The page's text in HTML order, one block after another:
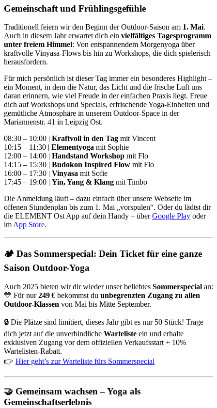
Gemeinschaft und Frühlingsgefühle
Traditionell feiern wir den Beginn der Outdoor-Saison am 1. Mai.
Auch in diesem Jahr erwartet dich ein vielfältiges Tagesprogramm
unter freiem Himmel: Von entspannendem Morgenyoga über
kraftvolle Vinyasa-Flows bis hin zu Workshops, die dich spielerisch
herausfordern.
Für mich persönlich ist dieser Tag immer ein besonderes Highlight –
ein Moment, in dem die Natur, das Licht und die frische Luft uns
daran erinnern, wie viel Freude in der einfachen Praxis liegt. Freue
dich auf Workshops und Specials, erfrischende Yoga-Einheiten und
gemütliche Atmosphäre in unserem Outdoor-Space in der
Mariannenstr. 41 in Leipzig Ost.
08:30 – 10:00 | Kraftvoll in den Tag mit Vincent
10:15 – 11:30 | Elementyoga mit Sophie
12:00 – 14:00 | Handstand Workshop mit Flo
14:15 – 15:30 | Budokon Inspired Flow mit Flo
16:00 – 17:30 | Vinyasa mit Sofie
17:45 – 19:00 | Yin, Yang & Klang mit Timbo
Die Anmeldung läuft – dazu einfach über unsere Webseite im
offenen Stundenplan bis zum 1. Mai „vorspulen“. Oder du lädtst dir
die ELEMENT Ost App auf dein Handy – überGoogle Play oder
im App Store.
🏕️ Das Sommerspecial: Dein Ticket für eine ganze
Saison Outdoor-Yoga
Auch 2025 bieten wir dir wieder unser beliebtes Sommerspecial an:
💛 Für nur249 € bekommst du unbegrenzten Zugang zu allen
Outdoor-Klassen von Mai bis Mitte September.
🔒 Die Plätze sind limitiert, dieses Jahr gibt es nur 50 Stück! Trage
dich jetzt auf die unverbindliche Warteliste ein und erhalte
exklusiven Zugang vor dem offiziellen Verkaufsstart + 10%
Wartelisten-Rabatt.
👉 Hier geht’s zur Warteliste fürs Sommerspecial
🤝 Gemeinsam wachsen – Yoga als
Gemeinschaftserlebnis